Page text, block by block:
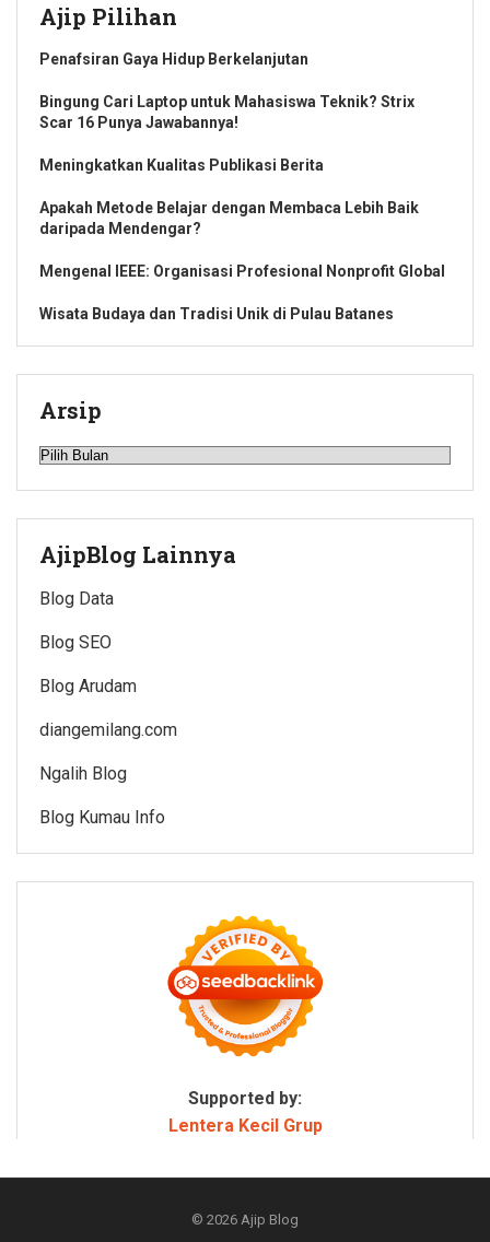
Ajip Pilihan
Penafsiran Gaya Hidup Berkelanjutan
Bingung Cari Laptop untuk Mahasiswa Teknik? Strix
Scar 16 Punya Jawabannya!
Meningkatkan Kualitas Publikasi Berita
Apakah Metode Belajar dengan Membaca Lebih Baik
daripada Mendengar?
Mengenal IEEE: Organisasi Profesional Nonprofit Global
Wisata Budaya dan Tradisi Unik di Pulau Batanes
Arsip
Arsip
AjipBlog Lainnya
Blog Data
Blog SEO
Blog Arudam
diangemilang.com
Ngalih Blog
Blog Kumau Info
Supported by:
Lentera Kecil Grup
© 2026 Ajip Blog